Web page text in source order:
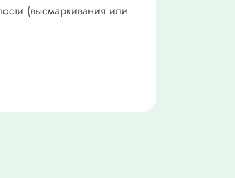
(высмаркивания или